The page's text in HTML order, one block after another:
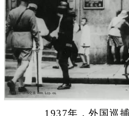
1937年，外国巡